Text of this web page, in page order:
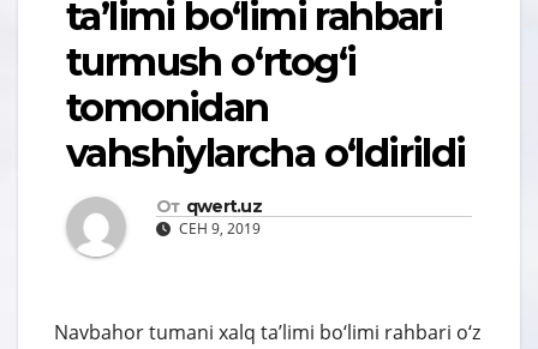
ta’limi bo‘limi rahbari
turmush o‘rtog‘i
tomonidan
vahshiylarcha o‘ldirildi
От qwert.uz
СЕН 9, 2019
Navbahor tumani xalq ta’limi bo‘limi rahbari o‘z